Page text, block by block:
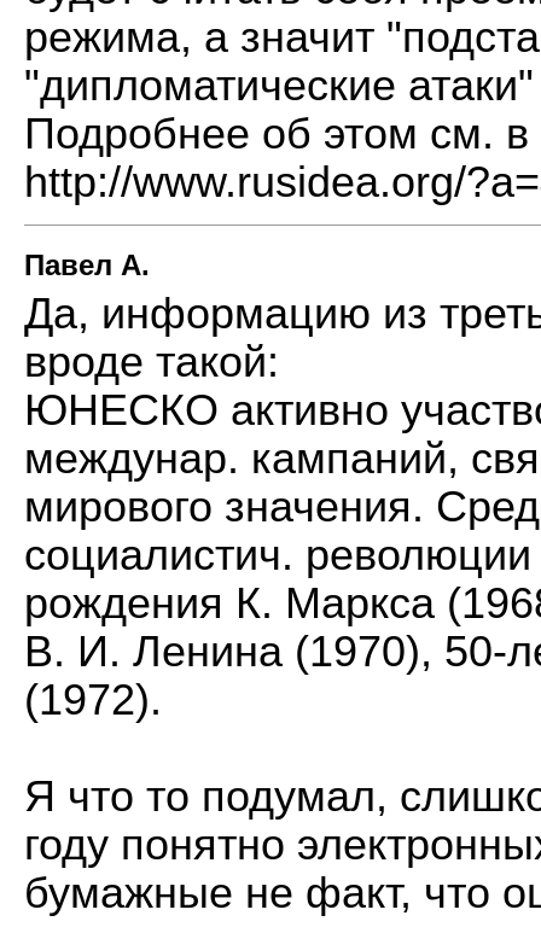
режима, а значит
"дипломатические
Подробнее об этом см. в
http://www.rusidea.org/
Павел А.
Да, информацию из
вроде такой:
ЮНЕСКО активно
междунар. кампаний,
мирового значения.
социалистич.
рождения К. Маркса
В. И. Ленина (1970), 50-
(1972).
Я что то подумал,
году понятно
бумажные не факт, что